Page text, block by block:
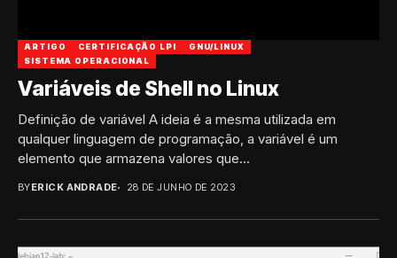
ARTIGO CERTIFICAÇÃO LPI
GNU/LINUX
SISTEMA OPERACIONAL
Variáveis de Shell no Linux
Definição de variável A ideia é a mesma utilizada em
qualquer linguagem de programação, a variável é um
elemento que armazena valores que...
BYERICK ANDRADE 28 DE JUNHO DE 2023